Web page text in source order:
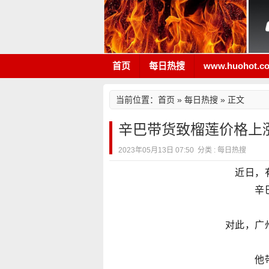
首页 每日热搜
当前位置： 首页 » 每日热搜 » 正文
辛巴带货致榴莲价格上
2023年05月13日 07:50 分类 : 每日热搜
近日，
辛
对此，广
他